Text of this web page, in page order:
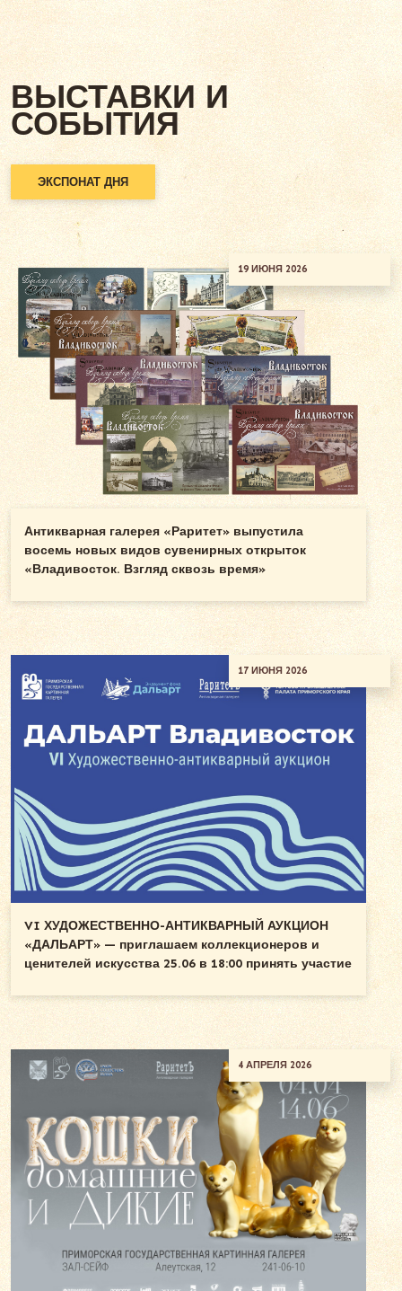
ВЫСТАВКИ И
СОБЫТИЯ
ЭКСПОНАТ ДНЯ
19 ИЮНЯ 2026
Антикварная галерея «Раритет» выпустила
восемь новых видов сувенирных открыток
«Владивосток. Взгляд сквозь время»
17 ИЮНЯ 2026
VI ХУДОЖЕСТВЕННО-АНТИКВАРНЫЙ АУКЦИОН
«ДАЛЬАРТ» — приглашаем коллекционеров и
ценителей искусства 25.06 в 18:00 принять участие
4 АПРЕЛЯ 2026